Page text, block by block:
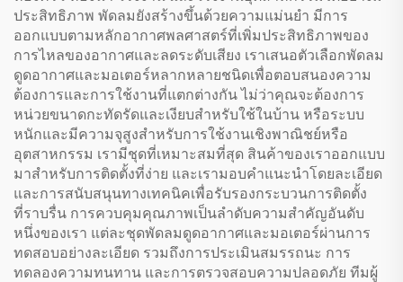
ประสิทธิภาพ พัดลมยังสร้างขึ้นด้วยความแม่นยำ มีการ
ออกแบบตามหลักอากาศพลศาสตร์ที่เพิ่มประสิทธิภาพของ
การไหลของอากาศและลดระดับเสียง เราเสนอตัวเลือกพัดลม
ดูดอากาศและมอเตอร์หลากหลายชนิดเพื่อตอบสนองความ
ต้องการและการใช้งานที่แตกต่างกัน ไม่ว่าคุณจะต้องการ
หน่วยขนาดกะทัดรัดและเงียบสำหรับใช้ในบ้าน หรือระบบ
หนักและมีความจุสูงสำหรับการใช้งานเชิงพาณิชย์หรือ
อุตสาหกรรม เรามีชุดที่เหมาะสมที่สุด สินค้าของเราออกแบบ
มาสำหรับการติดตั้งที่ง่าย และเรามอบคำแนะนำโดยละเอียด
และการสนับสนุนทางเทคนิคเพื่อรับรองกระบวนการติดตั้ง
ที่ราบรื่น การควบคุมคุณภาพเป็นลำดับความสำคัญอันดับ
หนึ่งของเรา แต่ละชุดพัดลมดูดอากาศและมอเตอร์ผ่านการ
ทดสอบอย่างละเอียด รวมถึงการประเมินสมรรถนะ การ
ทดลองความทนทาน และการตรวจสอบความปลอดภัย ทีมผู้